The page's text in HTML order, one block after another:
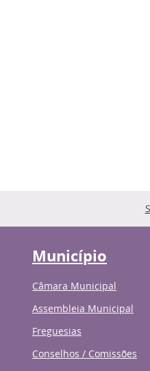
Município
Câmara Municipal
Assembleia Municipal
Freguesias
Conselhos / Comissões